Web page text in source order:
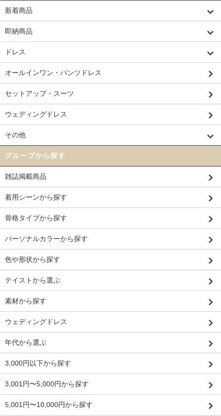
新着商品
即納商品
ドレス
オールインワン・パンツドレス
セットアップ・スーツ
ウェディングドレス
その他
グループから探す
雑誌掲載商品
着用シーンから探す
骨格タイプから探す
パーソナルカラーから探す
色や形状から探す
テイストから選ぶ
素材から探す
ウェディングドレス
年代から選ぶ
3,000円以下から探す
3,001円〜5,000円から探す
5,001円〜10,000円から探す